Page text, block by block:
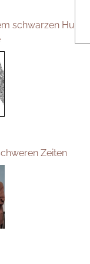
schwarzen Hund?
Zeiten